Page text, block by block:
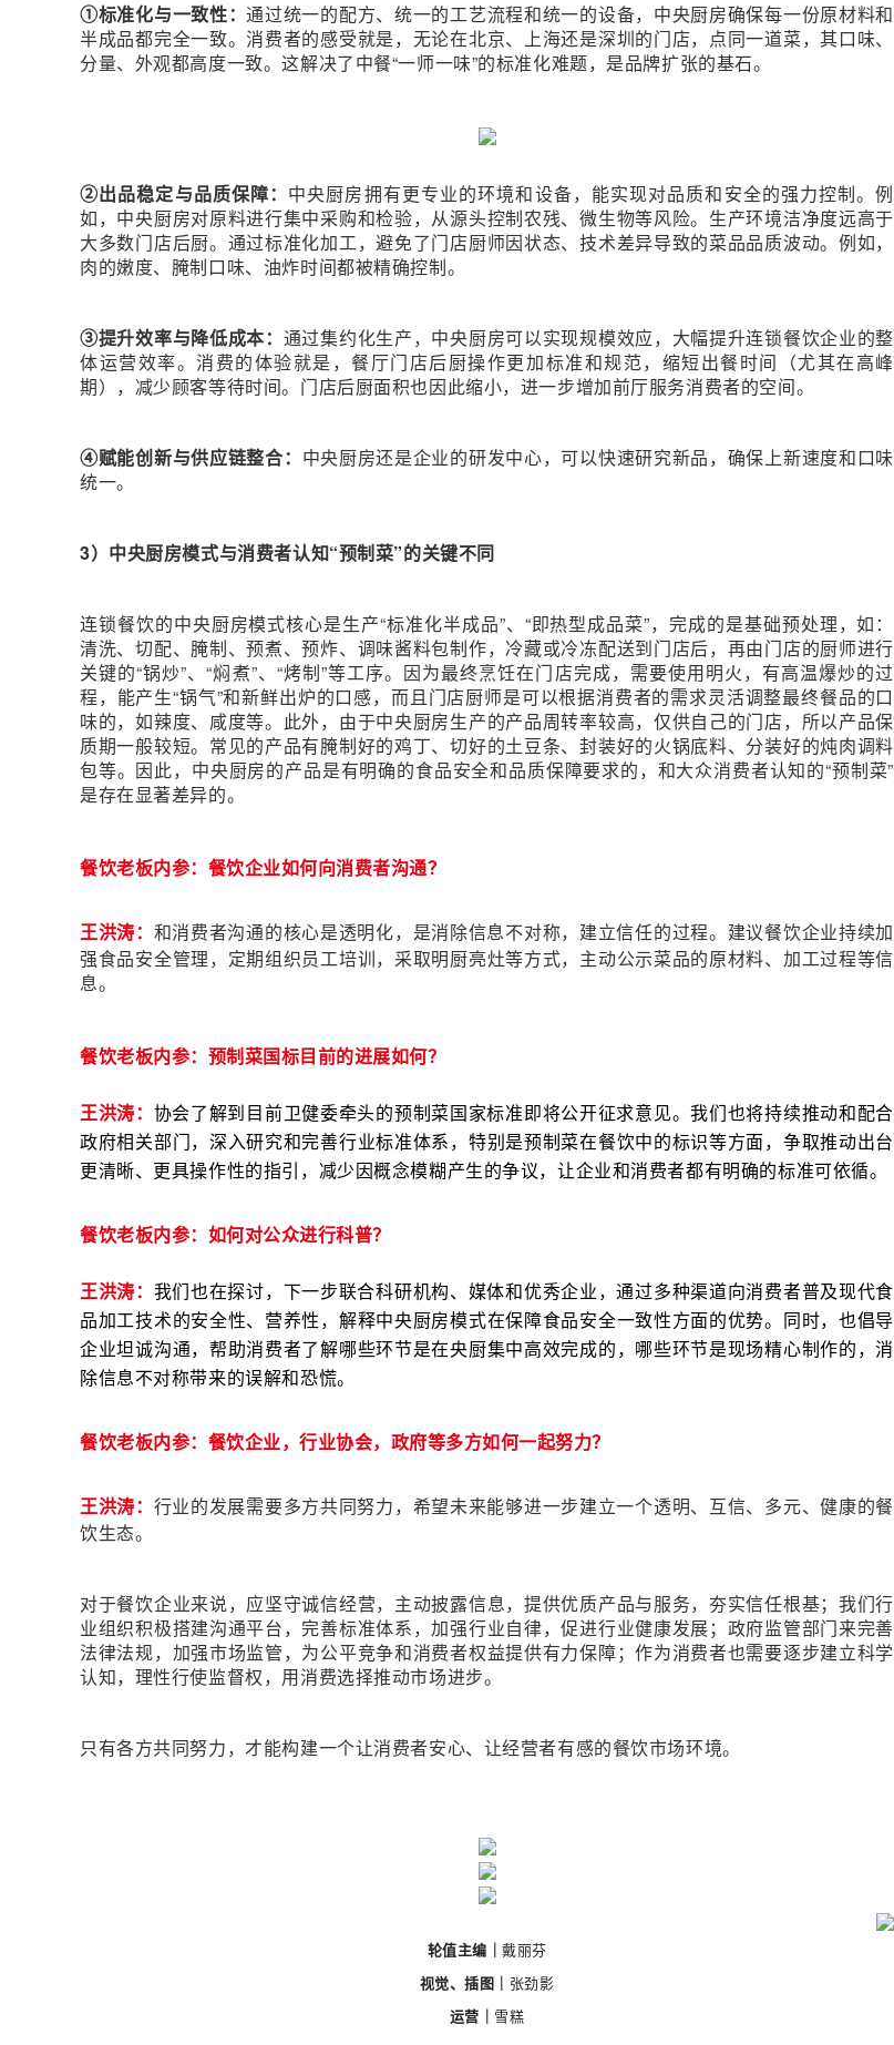
①标准化与一致性：通过统一的配方、统一的工艺流程和统一的设备，中央厨房确保每一份原材料和
半成品都完全一致。消费者的感受就是，无论在北京、上海还是深圳的门店，点同一道菜，其口味、
分量、外观都高度一致。这解决了中餐“一师一味”的标准化难题，是品牌扩张的基石。
②出品稳定与品质保障： 中央厨房拥有更专业的环境和设备，能实现对品质和安全的强力控制。例
如，中央厨房对原料进行集中采购和检验，从源头控制农残、微生物等风险。生产环境洁净度远高于
大多数门店后厨。通过标准化加工，避免了门店厨师因状态、技术差异导致的菜品品质波动。例如，
肉的嫩度、腌制口味、油炸时间都被精确控制。
③提升效率与降低成本： 通过集约化生产，中央厨房可以实现规模效应，大幅提升连锁餐饮企业的整
体运营效率。消费的体验就是，餐厅门店后厨操作更加标准和规范，缩短出餐时间（尤其在高峰
期），减少顾客等待时间。门店后厨面积也因此缩小，进一步增加前厅服务消费者的空间。
④赋能创新与供应链整合： 中央厨房还是企业的研发中心，可以快速研究新品，确保上新速度和口味
统一。
3）中央厨房模式与消费者认知“预制菜”的关键不同
连锁餐饮的中央厨房模式核心是生产“标准化半成品”、“即热型成品菜”，完成的是基础预处理，如：
清洗、切配、腌制、预煮、预炸、调味酱料包制作，冷藏或冷冻配送到门店后，再由门店的厨师进行
关键的“锅炒”、“焖煮”、“烤制”等工序。因为最终烹饪在门店完成，需要使用明火，有高温爆炒的过
程，能产生“锅气”和新鲜出炉的口感，而且门店厨师是可以根据消费者的需求灵活调整最终餐品的口
味的，如辣度、咸度等。此外，由于中央厨房生产的产品周转率较高，仅供自己的门店，所以产品保
质期一般较短。常见的产品有腌制好的鸡丁、切好的土豆条、封装好的火锅底料、分装好的炖肉调料
包等。因此，中央厨房的产品是有明确的食品安全和品质保障要求的，和大众消费者认知的“预制菜”
是存在显著差异的。
餐饮老板内参：餐饮企业如何向消费者沟通？
王洪涛： 和消费者沟通的核心是透明化，是消除信息不对称，建立信任的过程。建议餐饮企业持续加
强食品安全管理，定期组织员工培训，采取明厨亮灶等方式，主动公示菜品的原材料、加工过程等信
息。
餐饮老板内参：预制菜国标目前的进展如何？
王洪涛： 协会了解到目前卫健委牵头的预制菜国家标准即将公开征求意见。我们也将持续推动和配合
政府相关部门，深入研究和完善行业标准体系，特别是预制菜在餐饮中的标识等方面，争取推动出台
更清晰、更具操作性的指引，减少因概念模糊产生的争议，让企业和消费者都有明确的标准可依循。
餐饮老板内参：如何对公众进行科普？
王洪涛： 我们也在探讨，下一步联合科研机构、媒体和优秀企业，通过多种渠道向消费者普及现代食
品加工技术的安全性、营养性，解释中央厨房模式在保障食品安全一致性方面的优势。同时，也倡导
企业坦诚沟通，帮助消费者了解哪些环节是在央厨集中高效完成的，哪些环节是现场精心制作的，消
除信息不对称带来的误解和恐慌。
餐饮老板内参：餐饮企业，行业协会，政府等多方如何一起努力？
王洪涛： 行业的发展需要多方共同努力，希望未来能够进一步建立一个透明、互信、多元、健康的餐
饮生态。
对于餐饮企业来说，应坚守诚信经营，主动披露信息，提供优质产品与服务，夯实信任根基；我们行
业组织积极搭建沟通平台，完善标准体系，加强行业自律，促进行业健康发展；政府监管部门来完善
法律法规，加强市场监管，为公平竞争和消费者权益提供有力保障；作为消费者也需要逐步建立科学
认知，理性行使监督权，用消费选择推动市场进步。
只有各方共同努力，才能构建一个让消费者安心、让经营者有感的餐饮市场环境。
轮值主编｜ 戴丽芬
视觉、插图｜ 张劲影
运营｜ 雪糕